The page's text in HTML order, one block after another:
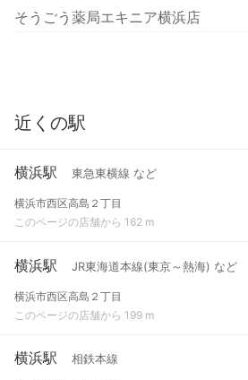
そうごう薬局エキニア横浜店
近くの駅
横浜駅 東急東横線 など
横浜市西区高島２丁目
このページの店舗から 162 m
横浜駅 JR東海道本線(東京～熱海) など
横浜市西区高島２丁目
このページの店舗から 199 m
横浜駅 相鉄本線